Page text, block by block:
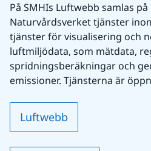
På SMHIs Luftwebb samlas
Naturvårdsverket tjänster
tjänster för visualisering och
luftmiljödata, som mätdata,
spridningsberäkningar och
emissioner. Tjänsterna är
Luftwebb